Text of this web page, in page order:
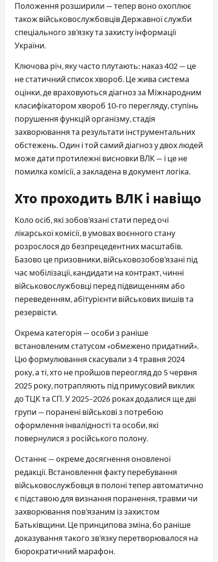
Положення розширили — тепер воно охоплює
також військовослужбовців Державної служби
спеціального зв’язку та захисту інформації
України.
Ключова річ, яку часто плутають: наказ 402 — це
не статичний список хвороб. Це жива система
оцінки, де враховуються діагноз за Міжнародним
класифікатором хвороб 10-го перегляду, ступінь
порушення функцій організму, стадія
захворювання та результати інструментальних
обстежень. Один і той самий діагноз у двох людей
може дати протилежні висновки ВЛК — і це не
помилка комісії, а закладена в документ логіка.
Хто проходить ВЛК і навіщо
Коло осіб, які зобов’язані стати перед очі
лікарської комісії, в умовах воєнного стану
розрослося до безпрецедентних масштабів.
Базово це призовники, військовозобов’язані під
час мобілізації, кандидати на контракт, чинні
військовослужбовці перед підвищенням або
переведенням, абітурієнти військових вишів та
резервісти.
Окрема категорія — особи з раніше
встановленим статусом «обмежено придатний».
Цю формулювання скасували з 4 травня 2024
року, а ті, хто не пройшов переогляд до 5 червня
2025 року, потрапляють під примусовий виклик
до ТЦК та СП. У 2025–2026 роках додалися ще дві
групи — поранені військові з потребою
оформлення інвалідності та особи, які
повернулися з російського полону.
Останнє — окреме досягнення оновленої
редакції. Встановлення факту перебування
військовослужбовця в полоні тепер автоматично
є підставою для визнання поранення, травми чи
захворювання пов’язаним із захистом
Батьківщини. Це принципова зміна, бо раніше
доказування такого зв’язку перетворювалося на
бюрократичний марафон.